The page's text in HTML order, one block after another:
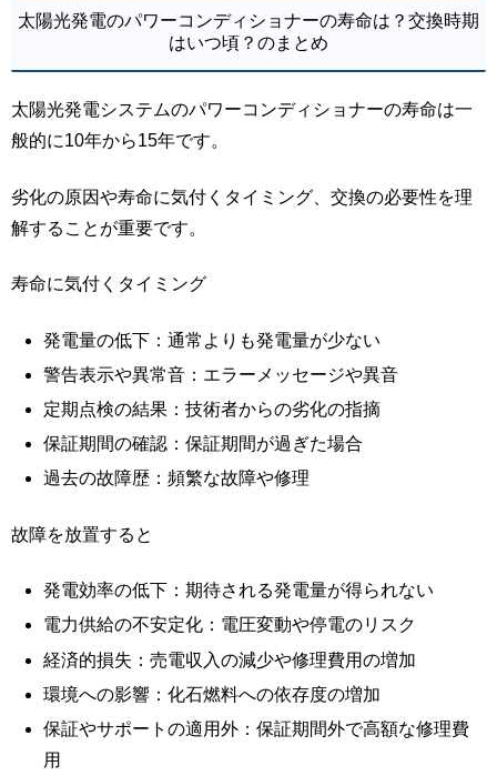
太陽光発電のパワーコンディショナーの寿命は？交換時期
はいつ頃？のまとめ
太陽光発電システムのパワーコンディショナーの寿命は一
般的に10年から15年です。
劣化の原因や寿命に気付くタイミング、交換の必要性を理
解することが重要です。
寿命に気付くタイミング
発電量の低下：通常よりも発電量が少ない
警告表示や異常音：エラーメッセージや異音
定期点検の結果：技術者からの劣化の指摘
保証期間の確認：保証期間が過ぎた場合
過去の故障歴：頻繁な故障や修理
故障を放置すると
発電効率の低下：期待される発電量が得られない
電力供給の不安定化：電圧変動や停電のリスク
経済的損失：売電収入の減少や修理費用の増加
環境への影響：化石燃料への依存度の増加
保証やサポートの適用外：保証期間外で高額な修理費
用